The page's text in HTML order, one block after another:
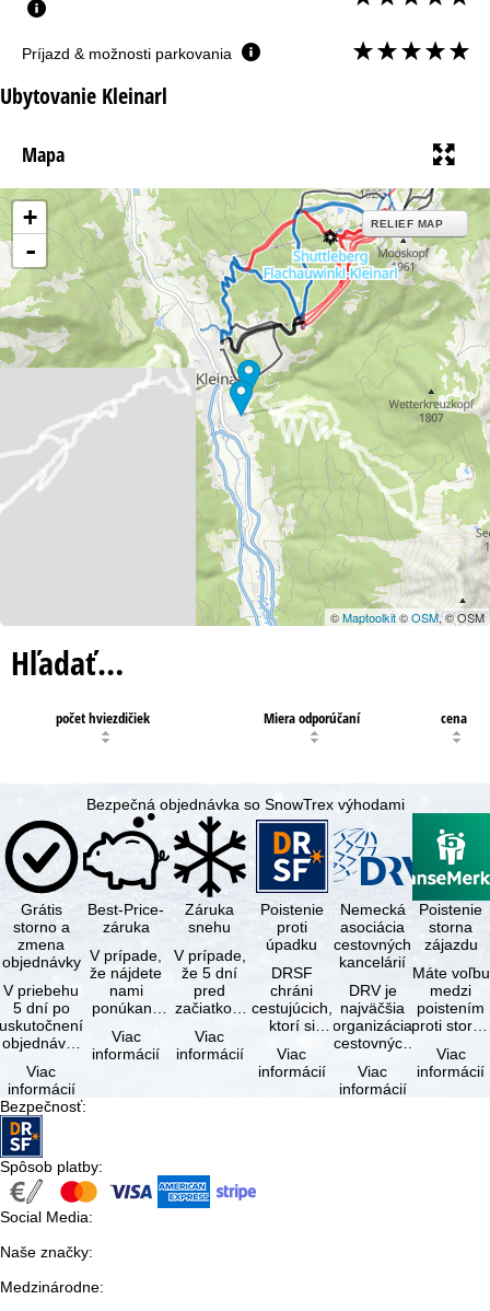
Príjazd & možnosti parkovania
Ubytovanie Kleinarl
Mapa
+
-
RELIEF MAP
©Maptoolkit©OSM, © OSM
Hľadať…
počet hviezdičiek Miera odporúčaní cena
Bezpečná objednávka so SnowTrex výhodami
Grátis
storno a
zmena
objednávky
V priebehu
5 dní po
uskutočnení
objednávky
tejto
objednávky
bezplatne
…
Viac
informácií
Best-Price-
záruka
V prípade,
že nájdete
nami
ponúkaný
rovnakými
službami
Viac
informácií
Záruka
snehu
V prípade,
že 5 dní
pred
začiatkom
(deň
príjazdu)
Viac
informácií
Poistenie
proti
úpadku
DRSF
chráni
cestujúcich,
ktorí si
zájazd
alebo
Viac
informácií
Nemecká
asociácia
cestovných
kancelárií
DRV je
najväčšia
organizácia
cestovných
organizátorov
zájazdov v …
Viac
informácií
Poistenie
storna
zájazdu
Máte voľbu
medzi
poistením
proti stornu
cestovným
Viac
informácií
Bezpečnosť:
Spôsob platby:
Social Media:
Naše značky:
Medzinárodne: